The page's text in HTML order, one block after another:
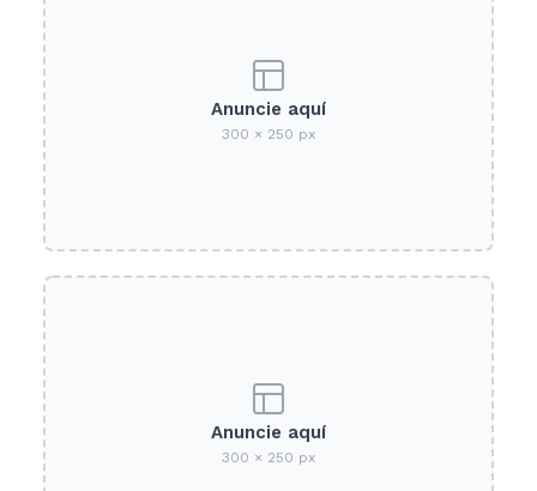
Anuncie aquí
300 × 250 px
Anuncie aquí
300 × 250 px